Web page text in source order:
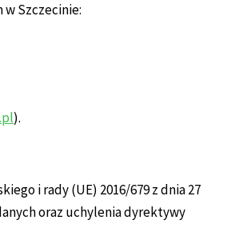
Szczecinie:
).
i rady (UE) 2016/679 z dnia 27
oraz uchylenia dyrektywy